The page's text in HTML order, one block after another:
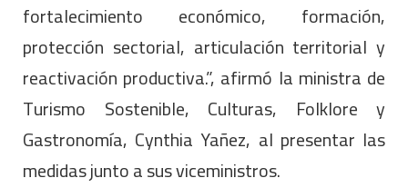
fortalecimiento económico, formación,
protección sectorial, articulación territorial y
reactivación productiva.”, afirmó la ministra de
Turismo Sostenible, Culturas, Folklore y
Gastronomía, Cynthia Yañez, al presentar las
medidas junto a sus viceministros.